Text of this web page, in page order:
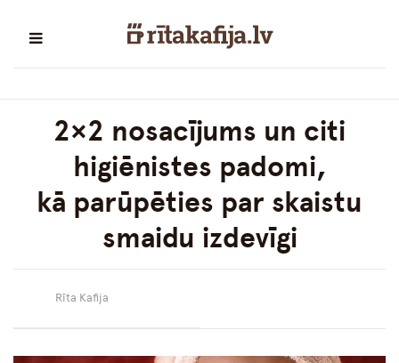
2×2 nosacījums un citi
higiēnistes padomi,
kā parūpēties par skaistu
smaidu izdevīgi
Rīta Kafija